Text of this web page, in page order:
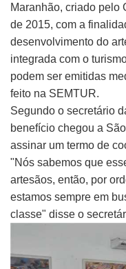
Maranhão, criado pelo
de 2015, com a
desenvolvimento do
integrada com o
podem ser emitidas
feito na SEMTUR.
Segundo o secretário
benefício chegou a
assinar um termo de
"Nós sabemos que
artesãos, então, por
estamos sempre em
classe" disse o